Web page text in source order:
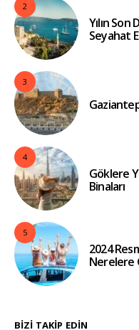
2
Yılın
Seyahat
3
4
Göklere
Binaları
5
2024
Nerelere
BIZI TAKIP EDIN